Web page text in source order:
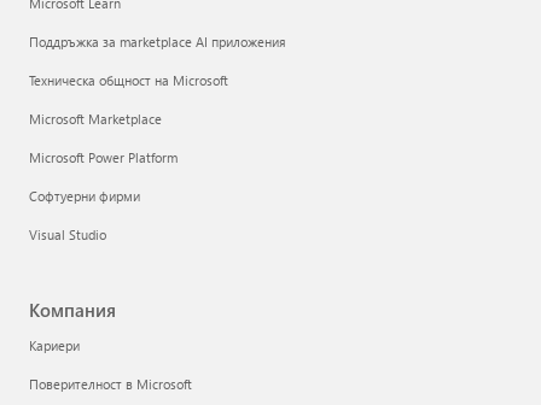
Поддръжка за marketplace AI приложения
Техническа общност на Microsoft
Microsoft Marketplace
Microsoft Power Platform
Софтуерни фирми
Visual Studio
Компания
Кариери
Поверителност в Microsoft